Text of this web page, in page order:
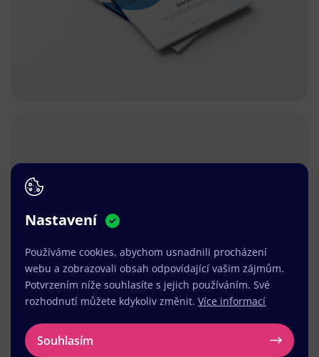
Nastavení
Používáme cookies, abychom usnadnili procházení
webu a zobrazovali obsah odpovídající vašim zájmům.
Potvrzením níže souhlasíte s jejich používáním. Své
rozhodnutí můžete kdykoliv změnit. Více informací
Souhlasím